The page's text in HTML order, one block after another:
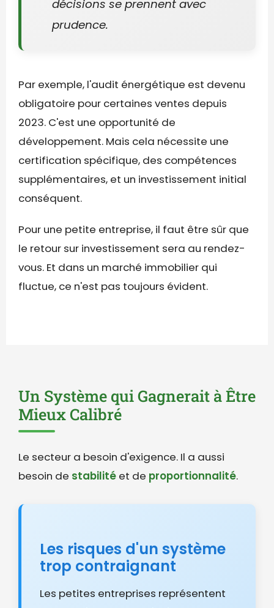
décisions se prennent avec
prudence.
Par exemple, l'audit énergétique est devenu
obligatoire pour certaines ventes depuis
2023. C'est une opportunité de
développement. Mais cela nécessite une
certification spécifique, des compétences
supplémentaires, et un investissement initial
conséquent.
Pour une petite entreprise, il faut être sûr que
le retour sur investissement sera au rendez-
vous. Et dans un marché immobilier qui
fluctue, ce n'est pas toujours évident.
Un Système qui Gagnerait à Être
Mieux Calibré
Le secteur a besoin d'exigence. Il a aussi
besoin de stabilité et de proportionnalité.
Les risques d'un système
trop contraignant
Les petites entreprises représentent